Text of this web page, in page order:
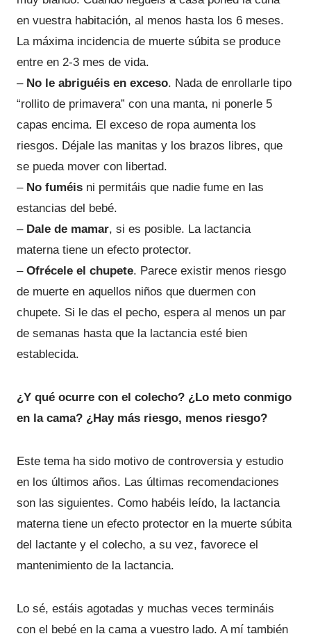
en vuestra habitación, al menos hasta los 6 meses.
La máxima incidencia de muerte súbita se produce
entre en 2-3 mes de vida.
– No le abriguéis en exceso. Nada de enrollarle tipo
“rollito de primavera” con una manta, ni ponerle 5
capas encima. El exceso de ropa aumenta los
riesgos. Déjale las manitas y los brazos libres, que
se pueda mover con libertad.
– No fuméis ni permitáis que nadie fume en las
estancias del bebé.
– Dale de mamar, si es posible. La lactancia
materna tiene un efecto protector.
– Ofrécele el chupete. Parece existir menos riesgo
de muerte en aquellos niños que duermen con
chupete. Si le das el pecho, espera al menos un par
de semanas hasta que la lactancia esté bien
establecida.
¿Y qué ocurre con el colecho? ¿Lo meto conmigo
en la cama? ¿Hay más riesgo, menos riesgo?
Este tema ha sido motivo de controversia y estudio
en los últimos años. Las últimas recomendaciones
son las siguientes. Como habéis leído, la lactancia
materna tiene un efecto protector en la muerte súbita
del lactante y el colecho, a su vez, favorece el
mantenimiento de la lactancia.
Lo sé, estáis agotadas y muchas veces termináis
con el bebé en la cama a vuestro lado. A mí también